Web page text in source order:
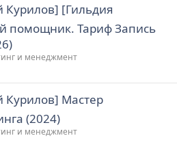
[Гильдия
помощник. Тариф Запись
и менеджмент
Мастер
(2024)
и менеджмент